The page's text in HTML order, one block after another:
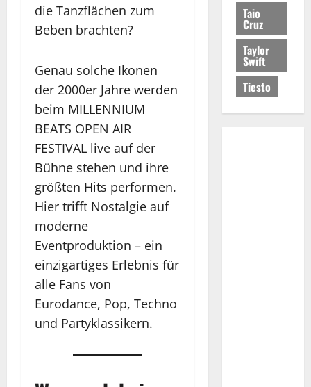
die Tanzflächen zum
Beben brachten?
Genau solche Ikonen
der 2000er Jahre werden
beim MILLENNIUM
BEATS OPEN AIR
FESTIVAL live auf der
Bühne stehen und ihre
größten Hits performen.
Hier trifft Nostalgie auf
moderne
Eventproduktion – ein
einzigartiges Erlebnis für
alle Fans von
Eurodance, Pop, Techno
und Partyklassikern.
Taio
Cruz
Taylor
Swift
Tiesto